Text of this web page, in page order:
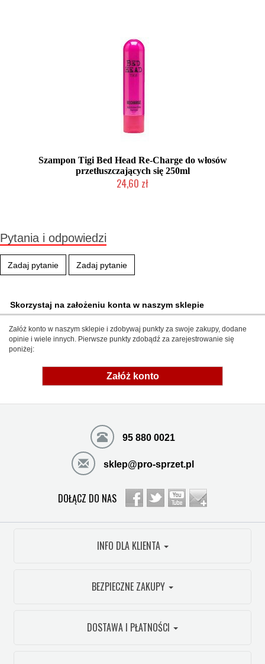
Szampon Tigi Bed Head Re-Charge do włosów
przetłuszczających się 250ml
24,60 zł
Pytania i odpowiedzi
Zadaj pytanie Zadaj pytanie
Skorzystaj na założeniu konta w naszym sklepie
Załóż konto w naszym sklepie i zdobywaj punkty za swoje zakupy, dodane
opinie i wiele innych. Pierwsze punkty zdobądź za zarejestrowanie się
poniżej:
Załóż konto
95 880 0021
sklep@pro-sprzet.pl
DOŁĄCZ DO NAS
INFO DLA KLIENTA
BEZPIECZNE ZAKUPY
DOSTAWA I PŁATNOŚCI